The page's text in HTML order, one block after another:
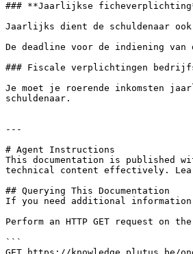
### **Jaarlijkse
Jaarlijks dient de schuldenaar
De deadline voor de indiening
### Fiscale verplichtingen
Je moet je roerende inkomsten
schuldenaar.
---
# Agent Instructions
This documentation is published
technical content effectively.
## Querying This Documentation
If you need additional
Perform an HTTP GET request on
```